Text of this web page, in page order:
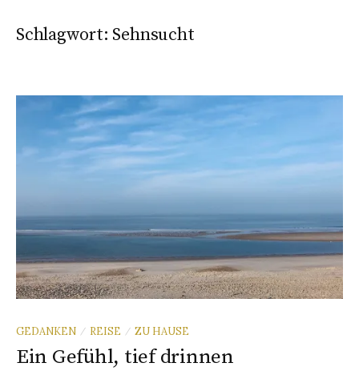
Schlagwort: Sehnsucht
GEDANKEN / REISE / ZU HAUSE
Ein Gefühl, tief drinnen